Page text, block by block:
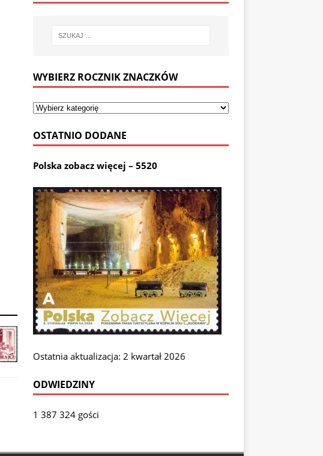
WYBIERZ ROCZNIK ZNACZKÓW
OSTATNIO DODANE
Polska zobacz więcej – 5520
Ostatnia aktualizacja: 2 kwartał 2026
ODWIEDZINY
1 387 324 gości